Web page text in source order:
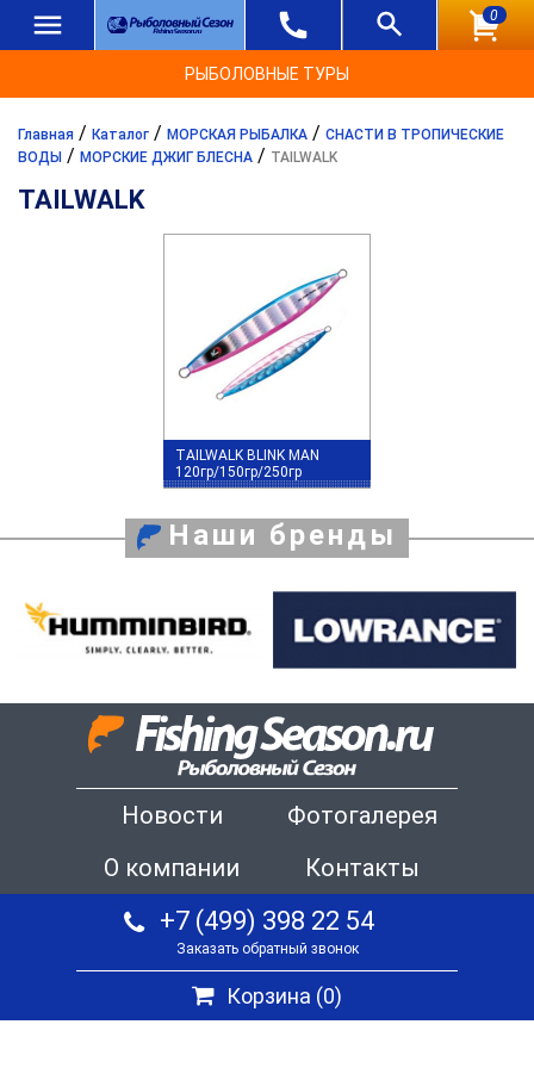
0
РЫБОЛОВНЫЕ ТУРЫ
Главная / Каталог / МОРСКАЯ РЫБАЛКА / СНАСТИ В ТРОПИЧЕСКИЕ
ВОДЫ / МОРСКИЕ ДЖИГ БЛЕСНА / TAILWALK
TAILWALK
TAILWALK BLINK MAN
120гр/150гр/250гр
Наши бренды
Новости
Фотогалерея
О компании
Контакты
+7 (499) 398 22 54
Заказать обратный звонок
Корзина (0)